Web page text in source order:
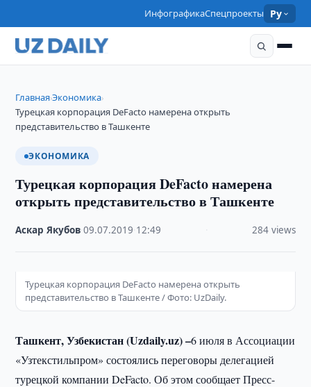
ИнфографикаСпецпроекты Ру
Главная›Экономика›
Турецкая корпорация DeFacto намерена открыть
представительство в Ташкенте
ЭКОНОМИКА
Турецкая корпорация DeFacto намерена
открыть представительство в Ташкенте
Аскар Якубов ·09.07.2019 12:49 284 views
Турецкая корпорация DeFacto намерена открыть
представительство в Ташкенте / Фото: UzDaily.
Ташкент, Узбекистан (Uzdaily.uz) –6 июля в Ассоциации
«Узтекстильпром» состоялись переговоры делегацией
турецкой компании DeFacto. Об этом сообщает Пресс-